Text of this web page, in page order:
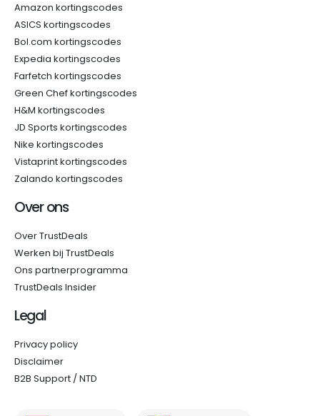
Amazon kortingscodes
ASICS kortingscodes
Bol.com kortingscodes
Expedia kortingscodes
Farfetch kortingscodes
Green Chef kortingscodes
H&M kortingscodes
JD Sports kortingscodes
Nike kortingscodes
Vistaprint kortingscodes
Zalando kortingscodes
Over ons
Over TrustDeals
Werken bij TrustDeals
Ons partnerprogramma
TrustDeals Insider
Legal
Privacy policy
Disclaimer
B2B Support / NTD